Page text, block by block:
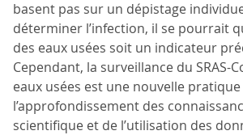
basent pas sur un dépistage
déterminer l’infection, il se pourrait
des eaux usées soit un indicateur
Cependant, la surveillance du SRAS-
eaux usées est une nouvelle
l’approfondissement des
scientifique et de l’utilisation des